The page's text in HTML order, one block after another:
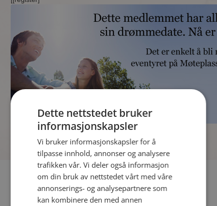
Fler single
Andre single fra Hasvik
Dette nettstedet bruker
informasjonskapsler
Vi bruker informasjonskapsler for å
tilpasse innhold, annonser og analysere
trafikken vår. Vi deler også informasjon
om din bruk av nettstedet vårt med våre
annonserings- og analysepartnere som
kan kombinere den med annen